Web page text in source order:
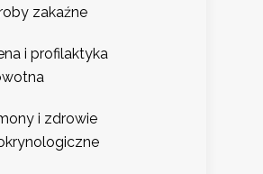
zakaźne
i profilaktyka
i zdrowie